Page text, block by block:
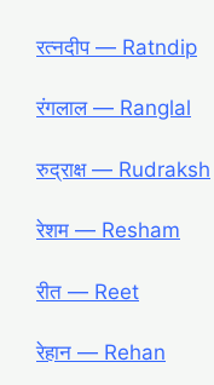
रत्नदीप ― Ratndip
रंगलाल ― Ranglal
रुद्राक्ष ― Rudraksh
रेशम ― Resham
रीत ― Reet
रेहान ― Rehan